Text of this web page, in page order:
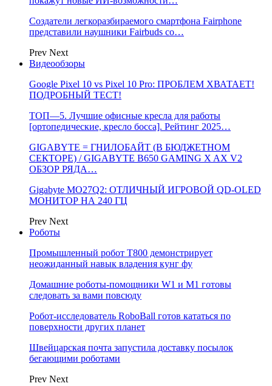
Создатели легкоразбираемого смартфона Fairphone
представили наушники Fairbuds со…
Prev Next
Видеообзоры
Google Pixel 10 vs Pixel 10 Pro: ПРОБЛЕМ ХВАТАЕТ!
ПОДРОБНЫЙ ТЕСТ!
ТОП—5. Лучшие офисные кресла для работы
[ортопедические, кресло босса]. Рейтинг 2025…
GIGABYTE = ГНИЛОБАЙТ (В БЮДЖЕТНОМ
СЕКТОРЕ) / GIGABYTE B650 GAMING X AX V2
ОБЗОР РЯДА…
Gigabyte MO27Q2: ОТЛИЧНЫЙ ИГРОВОЙ QD-OLED
МОНИТОР НА 240 ГЦ
Prev Next
Роботы
Промышленный робот Т800 демонстрирует
неожиданный навык владения кунг фу
Домашние роботы-помощники W1 и M1 готовы
следовать за вами повсюду
Робот-исследователь RoboBall готов кататься по
поверхности других планет
Швейцарская почта запустила доставку посылок
бегающими роботами
Prev Next